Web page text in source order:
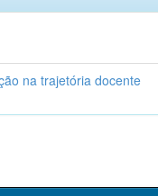
na trajetória docente